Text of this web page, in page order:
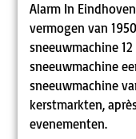
Alarm In
vermogen van
sneeuwmachine
sneeuwmachine
sneeuwmachine
kerstmarkten,
evenementen.